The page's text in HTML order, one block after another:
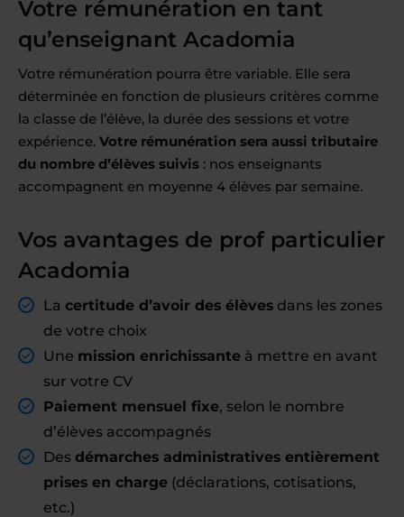
Votre rémunération en tant
qu’enseignant Acadomia
Votre rémunération pourra être variable. Elle sera
déterminée en fonction de plusieurs critères comme
la classe de l’élève, la durée des sessions et votre
expérience. Votre rémunération sera aussi tributaire
du nombre d’élèves suivis : nos enseignants
accompagnent en moyenne 4 élèves par semaine.
Vos avantages de prof particulier
Acadomia
La certitude d’avoir des élèves dans les zones
de votre choix
Une mission enrichissante à mettre en avant
sur votre CV
Paiement mensuel fixe, selon le nombre
d’élèves accompagnés
Des démarches administratives entièrement
prises en charge (déclarations, cotisations,
etc.)